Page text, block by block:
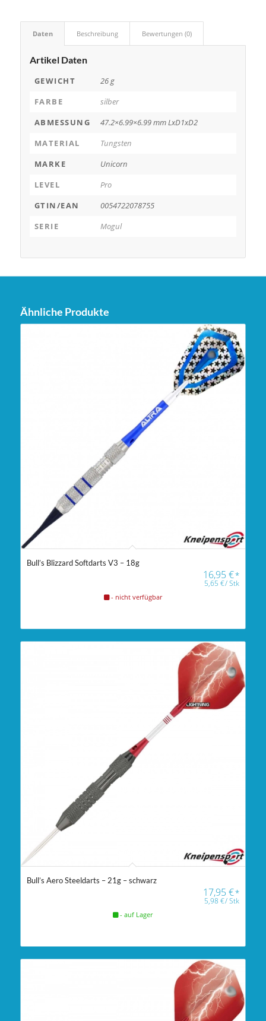
Daten Beschreibung Bewertungen (0)
Artikel Daten
GEWICHT
26 g
FARBE
silber
ABMESSUNG
47.2×6.99×6.99 mm LxD1xD2
MATERIAL
Tungsten
MARKE
Unicorn
LEVEL
Pro
GTIN/EAN
0054722078755
SERIE
Mogul
Ähnliche Produkte
Bull’s Blizzard Softdarts V3 – 18g
16,95€*
5,65€/Stk
- nicht verfügbar
Bull’s Aero Steeldarts – 21g – schwarz
17,95€*
5,98€/Stk
- auf Lager